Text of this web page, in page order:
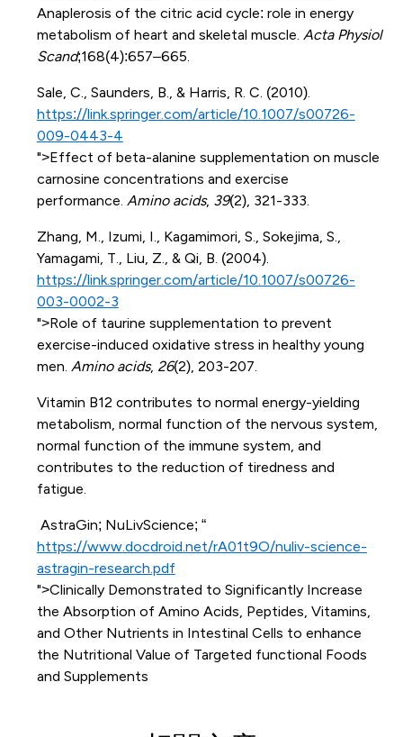
Anaplerosis of the citric acid cycle: role in energy
metabolism of heart and skeletal muscle. Acta Physiol
Scand;168(4):657–665.
Sale, C., Saunders, B., & Harris, R. C. (2010).
https://link.springer.com/article/10.1007/s00726-
009-0443-4
">Effect of beta-alanine supplementation on muscle
carnosine concentrations and exercise
performance. Amino acids, 39(2), 321-333.
Zhang, M., Izumi, I., Kagamimori, S., Sokejima, S.,
Yamagami, T., Liu, Z., & Qi, B. (2004).
https://link.springer.com/article/10.1007/s00726-
003-0002-3
">Role of taurine supplementation to prevent
exercise-induced oxidative stress in healthy young
men. Amino acids, 26(2), 203-207.
Vitamin B12 contributes to normal energy-yielding
metabolism, normal function of the nervous system,
normal function of the immune system, and
contributes to the reduction of tiredness and
fatigue.
AstraGin; NuLivScience; “
https://www.docdroid.net/rA01t9O/nuliv-science-
astragin-research.pdf
">Clinically Demonstrated to Significantly Increase
the Absorption of Amino Acids, Peptides, Vitamins,
and Other Nutrients in Intestinal Cells to enhance
the Nutritional Value of Targeted functional Foods
and Supplements